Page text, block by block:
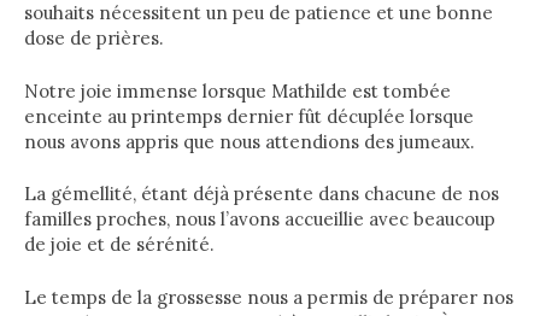
souhaits nécessitent un peu de patience et une bonne
dose de prières.
Notre joie immense lorsque Mathilde est tombée
enceinte au printemps dernier fût décuplée lorsque
nous avons appris que nous attendions des jumeaux.
La gémellité, étant déjà présente dans chacune de nos
familles proches, nous l’avons accueillie avec beaucoup
de joie et de sérénité.
Le temps de la grossesse nous a permis de préparer nos